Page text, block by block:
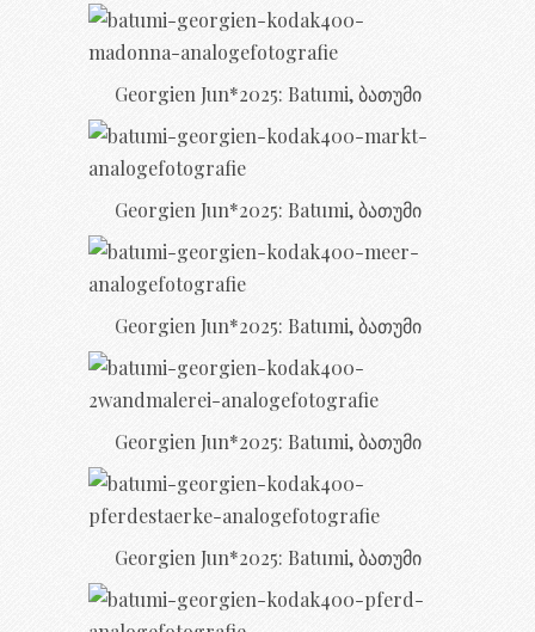
Georgien Jun*2025: Batumi, ბათუმი
Georgien Jun*2025: Batumi, ბათუმი
Georgien Jun*2025: Batumi, ბათუმი
Georgien Jun*2025: Batumi, ბათუმი
Georgien Jun*2025: Batumi, ბათუმი